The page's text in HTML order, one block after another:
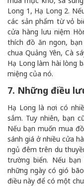
Long 1, Hạ Long 2.
các sản phẩm từ vỏ
cửa hàng lưu niệm
thích đồ ăn ngon,
chua Quảng Yên, Cà
Hạ Long làm hài lòng
miệng của nó.
7. Những điều
Hạ Long là nơi có
sắm. Tuy nhiên, bạn
Nếu bạn muốn mua
sánh giá ở nhiều cửa
ngủ đêm trên du
trường biển. Nếu
những ngày có gió
điều này để có một